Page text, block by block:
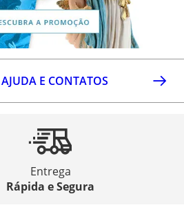
AJUDA E CONTATOS
Entrega
Rápida e Segura